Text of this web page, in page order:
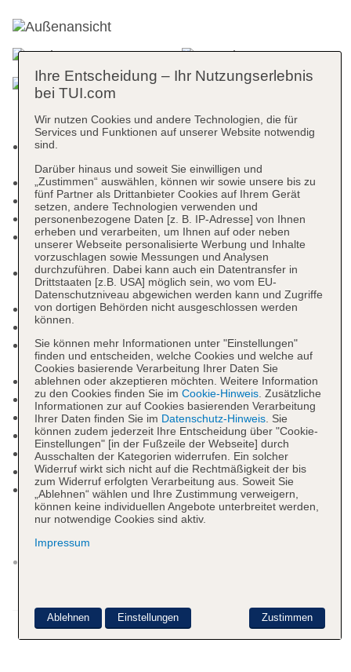
Kurtaxe/Ökotaxe/Touristensteuer zahlbar vor Ort:
pro Nacht ca. 2 EUR
Nichtraucherhotel
Check-in Zeit ab 16:00 Uhr
Check-out Zeit bis 12:00 Uhr
Early Check-in: gegen Gebühr, Barzahlung,
Anfrage & Reservierung notwendig
Late Check-out: gegen Gebühr, Barzahlung,
Anfrage & Reservierung notwendig
Hoteleröffnung: 2013
Letzte Komplettrenovierung: 2026
Rezeption: täglich, Sprachen: englisch, spanisch,
französisch
Gästebetreuung
Lift
Kaminzimmer
Geldautomat in der Unterkunft
Gartenanlage, Sonnenterrasse
Pools: 6
Relaxpool „Chill-out Pool“: saisonabhängig;
wetterabhängig, ohne Gebühr, Outdoor,
Süßwasser, Liegen: ohne Gebühr,
Sonnenschirme: ohne Gebühr
Gebühr, Sonnenschirme: ohne Gebühr
Pool „Ocean Pool“: saisonabhängig;
Weitere Informationen
Ihre Entscheidung – Ihr Nutzungserlebnis
bei TUI.com
Wir nutzen Cookies und andere Technologien, die für
Services und Funktionen auf unserer Website notwendig
sind.
Darüber hinaus und soweit Sie einwilligen und
„Zustimmen“ auswählen, können wir sowie unsere bis zu
fünf Partner als Drittanbieter Cookies auf Ihrem Gerät
setzen, andere Technologien verwenden und
personenbezogene Daten [z. B. IP-Adresse] von Ihnen
erheben und verarbeiten, um Ihnen auf oder neben
unserer Webseite personalisierte Werbung und Inhalte
vorzuschlagen sowie Messungen und Analysen
durchzuführen. Dabei kann auch ein Datentransfer in
Drittstaaten [z.B. USA] möglich sein, wo vom EU-
Datenschutzniveau abgewichen werden kann und Zugriffe
von dortigen Behörden nicht ausgeschlossen werden
können.
Sie können mehr Informationen unter "Einstellungen"
finden und entscheiden, welche Cookies und welche auf
Cookies basierende Verarbeitung Ihrer Daten Sie
ablehnen oder akzeptieren möchten. Weitere Information
zu den Cookies finden Sie im Cookie-Hinweis. Zusätzliche
Informationen zur auf Cookies basierenden Verarbeitung
Ihrer Daten finden Sie im Datenschutz-Hinweis. Sie
können zudem jederzeit Ihre Entscheidung über "Cookie-
Einstellungen" [in der Fußzeile der Webseite] durch
Ausschalten der Kategorien widerrufen. Ein solcher
Widerruf wirkt sich nicht auf die Rechtmäßigkeit der bis
zum Widerruf erfolgten Verarbeitung aus. Soweit Sie
„Ablehnen“ wählen und Ihre Zustimmung verweigern,
können keine individuellen Angebote unterbreitet werden,
nur notwendige Cookies sind aktiv.
Impressum
Zustimmen
Ablehnen Einstellungen